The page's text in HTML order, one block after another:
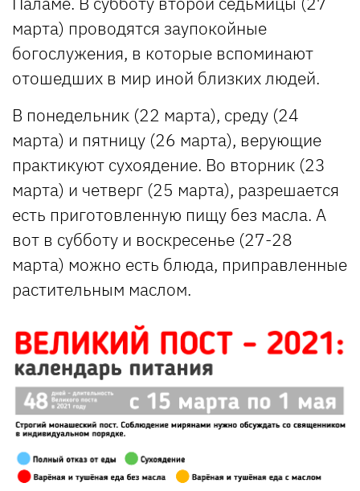
марта) проводятся заупокойные
богослужения, в которые вспоминают
отошедших в мир иной близких людей.
В понедельник (22 марта), среду (24
марта) и пятницу (26 марта), верующие
практикуют сухоядение. Во вторник (23
марта) и четверг (25 марта), разрешается
есть приготовленную пищу без масла. А
вот в субботу и воскресенье (27-28
марта) можно есть блюда, приправленные
растительным маслом.